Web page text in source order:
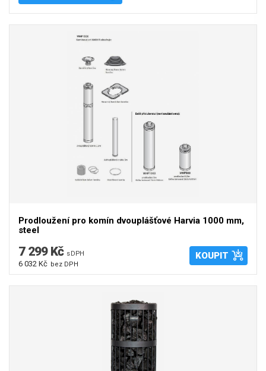
Prodloužení pro komín dvouplášťové Harvia 1000 mm,
steel
7 299 Kč s DPH
6 032 Kč bez DPH
KOUPIT